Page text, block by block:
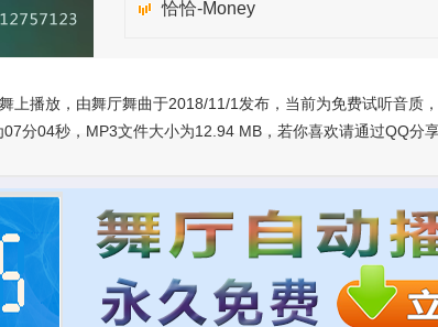
恰恰-Money
上播放，由舞厅舞曲于2018/11/1发布，当前为免费试听音质
分04秒，MP3文件大小为12.94 MB，若你喜欢请通过QQ分